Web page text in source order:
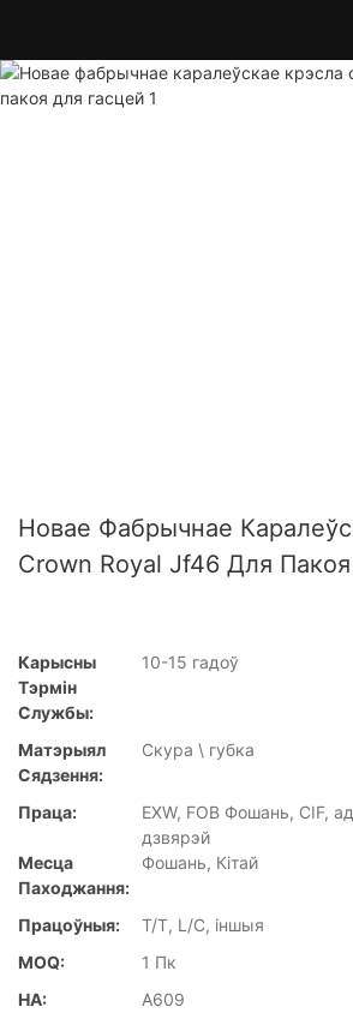
Новае Фабрычнае
Crown Royal Jf46 Для
Карысны
Тэрмін
Службы:
10-15 гадоў
Матэрыял
Сядзення:
Скура \ губка
Праца:
EXW, FOB Фошань, CIF,
дзвярэй
Месца
Паходжання:
Фошань, Кітай
Працоўныя:
T/T, L/C, іншыя
MOQ:
1 Пк
НА:
A609